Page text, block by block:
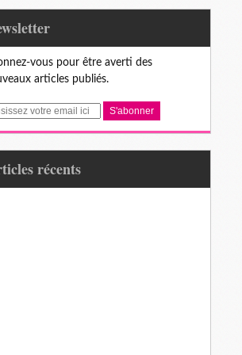
vous pour être averti des
articles publiés.
récents